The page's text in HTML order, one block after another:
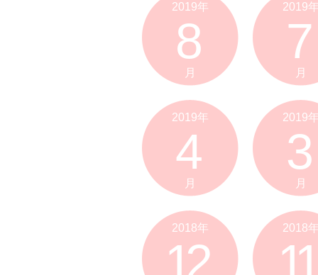
2019年
8
月
2019
7
月
2019年
4
月
2019
3
月
2018年
12
2018
11